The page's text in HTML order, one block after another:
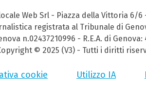
Web Srl - Piazza della Vittoria 6/6
registrata al Tribunale di
n.02437210996 - R.E.A. di Genova:
© 2025 (V3) - Tutti i diritti
cookie Utilizzo IA